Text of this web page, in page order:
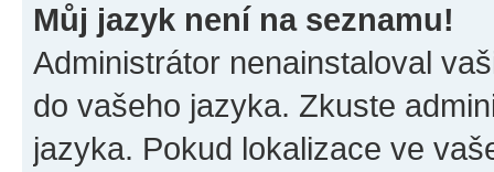
Můj jazyk není na seznamu!
Administrátor nenainstaloval
do vašeho jazyka. Zkuste
jazyka. Pokud lokalizace ve